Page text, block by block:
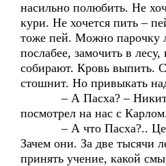
насильно полюбить. Не
кури. Не хочется пить –
тоже пей. Можно парочку
послабее, замочить в лесу,
собирают. Кровь выпить.
стошнит. Но привыкать
– А Пасха? – Никита
посмотрел на нас с
– А что Пасха?..
Зачем они. За две тысячи
принять учение, какой